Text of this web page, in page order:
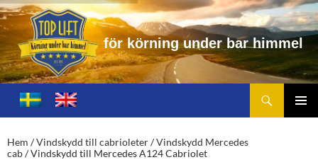
r körning under bar himme
Toplift.se – för körning under bar himmel
HOPPA
TILL
Hem /Vindskydd till cabrioleter/Vindskydd Mercedes
cab/ Vindskydd till Mercedes A124 Cabriolet